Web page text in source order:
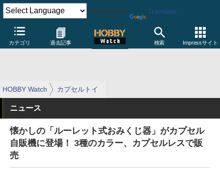
Powered by Translate
カテゴリ 過去記事 検索 Impressサイト
HOBBY Watch カプセルトイ
ニュース
懐かしの「ルーレット式おみくじ器」がカプセル
自販機に登場！ 3種のカラー、カプセルレスで販
売